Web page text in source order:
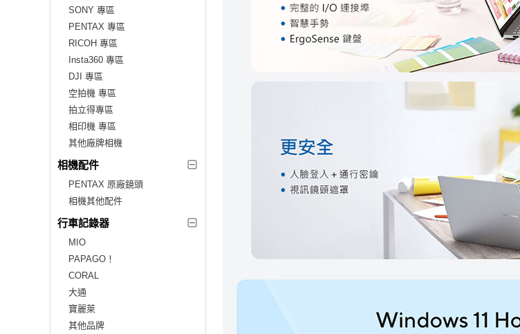
SONY 專區
PENTAX 專區
RICOH 專區
Insta360 專區
DJI 專區
空拍機 專區
拍立得專區
相印機 專區
其他廠牌相機
相機配件
PENTAX 原廠鏡頭
相機其他配件
行車記錄器
MIO
PAPAGO！
CORAL
大通
寶麗萊
其他品牌